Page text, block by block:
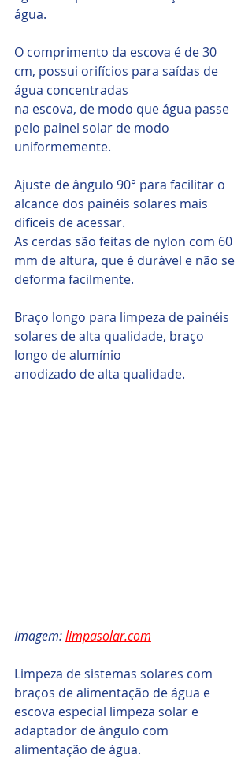
água.
O comprimento da escova é de 30
cm, possui orifícios para saídas de
água concentradas
na escova, de modo que água passe
pelo painel solar de modo
uniformemente.
Ajuste de ângulo 90° para facilitar o
alcance dos painéis solares mais
dificeis de acessar.
As cerdas são feitas de nylon com 60
mm de altura, que é durável e não se
deforma facilmente.
Braço longo para limpeza de painéis
solares de alta qualidade, braço
longo de alumínio
anodizado de alta qualidade.
Imagem: limpasolar.com
Limpeza de sistemas solares com
braços de alimentação de água e
escova especial limpeza solar e
adaptador de ângulo com
alimentação de água.